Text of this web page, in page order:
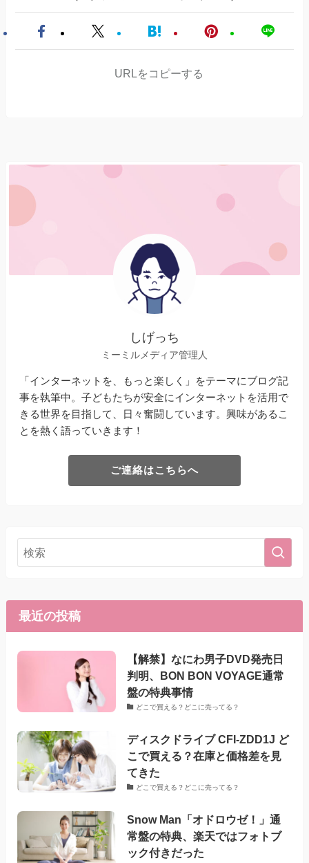
URLをコピーする
しげっち
ミーミルメディア管理人
「インターネットを、もっと楽しく」をテーマにブログ記
事を執筆中。子どもたちが安全にインターネットを活用で
きる世界を目指して、日々奮闘しています。興味があるこ
とを熱く語っていきます！
ご連絡はこちらへ
最近の投稿
【解禁】なにわ男子DVD発売日
判明、BON BON VOYAGE通常
盤の特典事情
どこで買える？どこに売ってる？
ディスクドライブ CFI-ZDD1J ど
こで買える？在庫と価格差を見
てきた
どこで買える？どこに売ってる？
Snow Man「オドロウゼ！」通
常盤の特典、楽天ではフォトブ
ック付きだった